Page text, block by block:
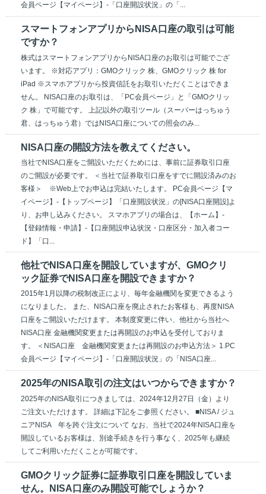
会員ページ【マイページ】‐「口座開設状況」の「...
スマートフォンアプリからNISA口座の取引は可能
ですか？
株式はスマートフォンアプリからNISA口座のお取引は可能でござ
います。 ※対応アプリ：GMOクリック 株、GMOクリック 株 for
iPad ※スマホアプリから投資信託をお取引いただくことはできま
せん。 NISA口座のお取引は、「PC会員ページ」と「GMOクリッ
ク 株」で可能です。 上記以外の取引ツール（スーパーはっちゅう
君、はっちゅう君）ではNISA口座についての照会のみ...
NISA口座の開設方法を教えてください。
当社でNISA口座をご開設いただくためには、事前に証券取引口座
のご開設が必要です。 ＜当社で証券取引口座をすでに開設済みのお
客様＞ ※Web上でお申込は完結いたします。 PC会員ページ【マ
イページ】-【トップページ】「口座開設状況」の[NISA口座開設]よ
り、お申し込みください。 スマホアプリの場合は、【ホーム】-
【登録情報・申請】-【口座開設申込状況・口座区分・加入者コー
ド】「口...
他社でNISA口座を開設していますが、GMOクリ
ック証券でNISA口座を開設できますか？
2015年1月以降の税制改正により、毎年金融機関を変更できるよう
になりました。 また、NISA口座を廃止されたお客様も、再度NISA
口座をご開設いただけます。 本制度変更に伴い、他社から当社へ
NISA口座 金融機関変更または再開設のお申込を受付しておりま
す。 ＜NISA口座 金融機関変更または再開設のお申込方法＞ 1.PC
会員ページ【マイページ】‐「口座開設状況」の「NISA口座...
2025年のNISA取引の注文はいつからできますか？
2025年のNISA取引につきましては、2024年12月27日（金）より
ご注文いただけます。 詳細は下記をご参照ください。 ■NISA / ジュ
ニアNISA 年を跨ぐ注文について なお、当社で2024年NISA口座を
開設しているお客様は、別途手続きを行う事なく、2025年も継続
してご利用いただくことが可能です。
GMOクリック証券に証券取引口座を開設していま
せん。NISA口座のみ開設可能でしょうか？